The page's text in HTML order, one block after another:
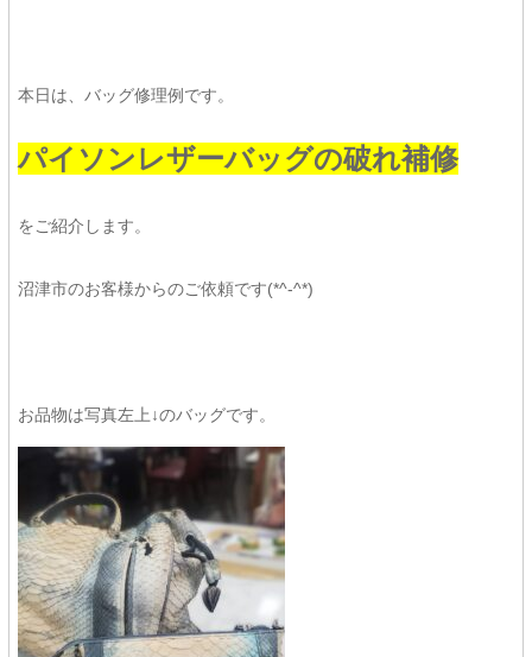
本日は、バッグ修理例です。
パイソンレザーバッグの破れ補修
をご紹介します。
沼津市のお客様からのご依頼です(*^-^*)
お品物は写真左上↓のバッグです。